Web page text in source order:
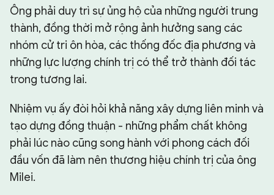
Ông phải duy trì sự ủng hộ của những người trung
thành, đồng thời mở rộng ảnh hưởng sang các
nhóm cử tri ôn hòa, các thống đốc địa phương và
những lực lượng chính trị có thể trở thành đối tác
trong tương lai.
Nhiệm vụ ấy đòi hỏi khả năng xây dựng liên minh và
tạo dựng đồng thuận - những phẩm chất không
phải lúc nào cũng song hành với phong cách đối
đầu vốn đã làm nên thương hiệu chính trị của ông
Milei.